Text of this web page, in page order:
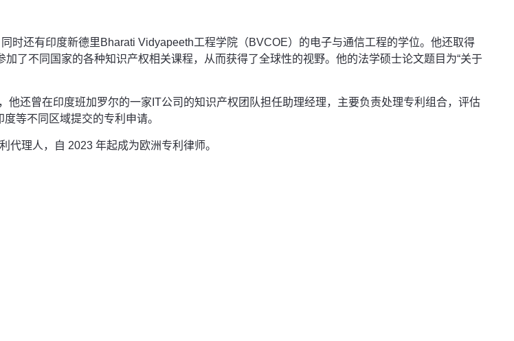
时还有印度新德里Bharati Vidyapeeth工程学院（BVCOE）的电子与通信工程的学位。他还取得
了不同国家的各种知识产权相关课程，从而获得了全球性的视野。他的法学硕士论文题目为“关于
还曾在印度班加罗尔的一家IT公司的知识产权团队担任助理经理，主要负责处理专利组合，评估
等不同区域提交的专利申请。
理人，自 2023 年起成为欧洲专利律师。